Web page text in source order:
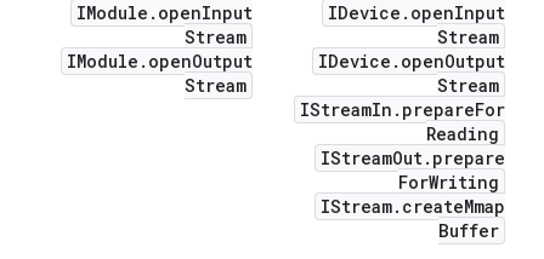
IDevice . openInput
Stream
IDevice . openOutput
Stream
IStreamIn . prepareFor
Reading
IStreamOut. prepare
ForWriting
IStream. createMmap
Buffer
IModule . openInput
Stream
IModule . openOutput
Stream